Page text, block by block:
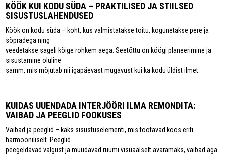
KÖÖK KUI KODU SÜDA – PRAKTILISED JA STIILSED
SISUSTUSLAHENDUSED
Köök on kodu süda – koht, kus valmistatakse toitu, kogunetakse pere ja
sõpradega ning
veedetakse sageli kõige rohkem aega. Seetõttu on köögi planeerimine ja
sisustamine oluline
samm, mis mõjutab nii igapäevast mugavust kui ka kodu üldist ilmet.
KUIDAS UUENDADA INTERJÖÖRI ILMA REMONDITA:
VAIBAD JA PEEGLID FOOKUSES
Vaibad ja peeglid – kaks sisustuselementi, mis töötavad koos eriti
harmooniliselt. Peeglid
peegeldavad valgust ja muudavad ruumi visuaalselt avaramaks, vaibad aga